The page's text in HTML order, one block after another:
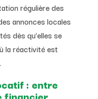
régulière des
annonces locales
dès qu’elles se
la réactivité est
: entre
financier